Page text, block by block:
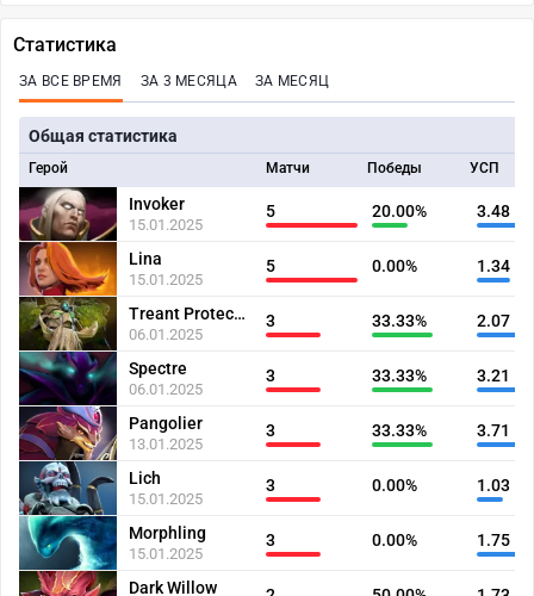
Статистика
ЗА ВСЕ ВРЕМЯ ЗА 3 МЕСЯЦА ЗА МЕСЯЦ
Общая статистика
Герой Матчи Победы УСП
Invoker
15.01.2025
5 20.00% 3.48
Lina
15.01.2025
5 0.00% 1.34
Treant Protector
06.01.2025
3 33.33% 2.07
Spectre
06.01.2025
3 33.33% 3.21
Pangolier
13.01.2025
3 33.33% 3.71
Lich
15.01.2025
3 0.00% 1.03
Morphling
15.01.2025
3 0.00% 1.75
Dark Willow